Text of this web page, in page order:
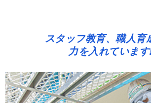
スタッフ教育、職人育
力を入れていま